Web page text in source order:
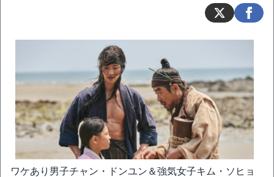
ワケあり男子チャン・ドンユン＆強気女子キム・ソヒョ